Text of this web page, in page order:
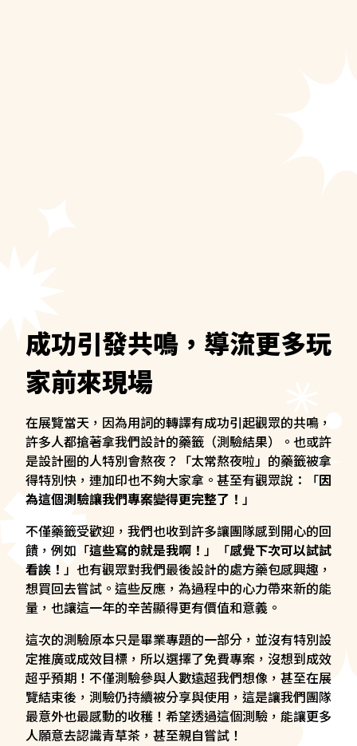
成功引發共鳴，導流更多玩
家前來現場
在展覽當天，因為用詞的轉譯有成功引起觀眾的共鳴，
許多人都搶著拿我們設計的藥籤（測驗結果）。也或許
是設計圈的人特別會熬夜？「太常熬夜啦」的藥籤被拿
得特別快，連加印也不夠大家拿。甚至有觀眾說：「因
為這個測驗讓我們專案變得更完整了！ 」
不僅藥籤受歡迎，我們也收到許多讓團隊感到開心的回
饋，例如「這些寫的就是我啊！ 」「感覺下次可以試試
看誒！ 」也有觀眾對我們最後設計的處方藥包感興趣，
想買回去嘗試。這些反應，為過程中的心力帶來新的能
量，也讓這一年的辛苦顯得更有價值和意義。
這次的測驗原本只是畢業專題的一部分，並沒有特別設
定推廣或成效目標，所以選擇了免費專案，沒想到成效
超乎預期！不僅測驗參與人數遠超我們想像，甚至在展
覽結束後，測驗仍持續被分享與使用，這是讓我們團隊
最意外也最感動的收穫！希望透過這個測驗，能讓更多
人願意去認識青草茶，甚至親自嘗試！